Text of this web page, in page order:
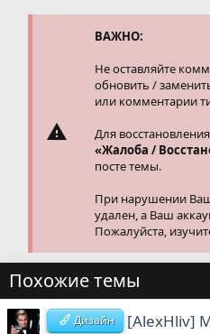
ВАЖНО:
Не оставляйте
обновить /
или комментарии
Для
«Жалоба /
посте темы.
При нарушении
удален, а Ваш
Пожалуйста,
Похожие темы
Дизайн
[AlexHliv]